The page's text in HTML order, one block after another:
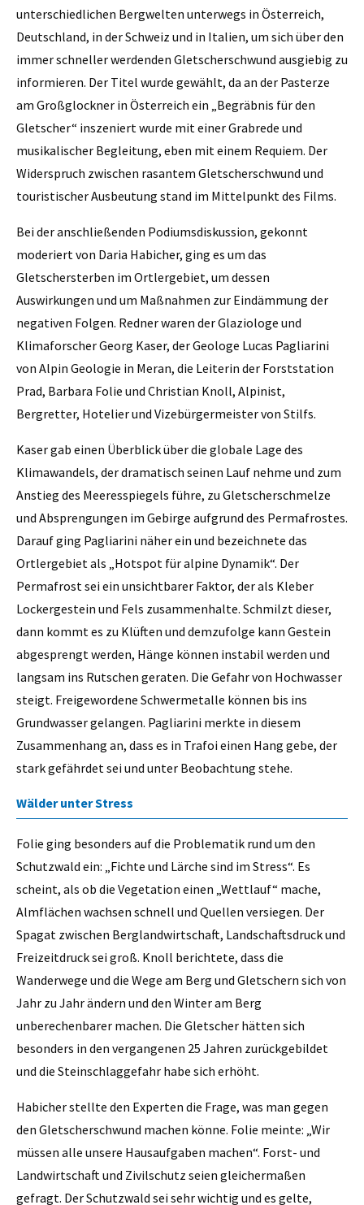
unterschiedlichen Bergwelten unterwegs in Österreich,
Deutschland, in der Schweiz und in Italien, um sich über den
immer schneller werdenden Gletscherschwund ausgiebig zu
informieren. Der Titel wurde gewählt, da an der Pasterze
am Großglockner in Österreich ein „Begräbnis für den
Gletscher“ inszeniert wurde mit einer Grabrede und
musikalischer Begleitung, eben mit einem Requiem. Der
Widerspruch zwischen rasantem Gletscherschwund und
touristischer Ausbeutung stand im Mittelpunkt des Films.
Bei der anschließenden Podiumsdiskussion, gekonnt
moderiert von Daria Habicher, ging es um das
Gletschersterben im Ortlergebiet, um dessen
Auswirkungen und um Maßnahmen zur Eindämmung der
negativen Folgen. Redner waren der Glaziologe und
Klimaforscher Georg Kaser, der Geologe Lucas Pagliarini
von Alpin Geologie in Meran, die Leiterin der Forststation
Prad, Barbara Folie und Christian Knoll, Alpinist,
Bergretter, Hotelier und Vizebürgermeister von Stilfs.
Kaser gab einen Überblick über die globale Lage des
Klimawandels, der dramatisch seinen Lauf nehme und zum
Anstieg des Meeresspiegels führe, zu Gletscherschmelze
und Absprengungen im Gebirge aufgrund des Permafrostes.
Darauf ging Pagliarini näher ein und bezeichnete das
Ortlergebiet als „Hotspot für alpine Dynamik“. Der
Permafrost sei ein unsichtbarer Faktor, der als Kleber
Lockergestein und Fels zusammenhalte. Schmilzt dieser,
dann kommt es zu Klüften und demzufolge kann Gestein
abgesprengt werden, Hänge können instabil werden und
langsam ins Rutschen geraten. Die Gefahr von Hochwasser
steigt. Freigewordene Schwermetalle können bis ins
Grundwasser gelangen. Pagliarini merkte in diesem
Zusammenhang an, dass es in Trafoi einen Hang gebe, der
stark gefährdet sei und unter Beobachtung stehe.
Wälder unter Stress
Folie ging besonders auf die Problematik rund um den
Schutzwald ein: „Fichte und Lärche sind im Stress“. Es
scheint, als ob die Vegetation einen „Wettlauf“ mache,
Almflächen wachsen schnell und Quellen versiegen. Der
Spagat zwischen Berglandwirtschaft, Landschaftsdruck und
Freizeitdruck sei groß. Knoll berichtete, dass die
Wanderwege und die Wege am Berg und Gletschern sich von
Jahr zu Jahr ändern und den Winter am Berg
unberechenbarer machen. Die Gletscher hätten sich
besonders in den vergangenen 25 Jahren zurückgebildet
und die Steinschlaggefahr habe sich erhöht.
Habicher stellte den Experten die Frage, was man gegen
den Gletscherschwund machen könne. Folie meinte: „Wir
müssen alle unsere Hausaufgaben machen“. Forst- und
Landwirtschaft und Zivilschutz seien gleichermaßen
gefragt. Der Schutzwald sei sehr wichtig und es gelte,